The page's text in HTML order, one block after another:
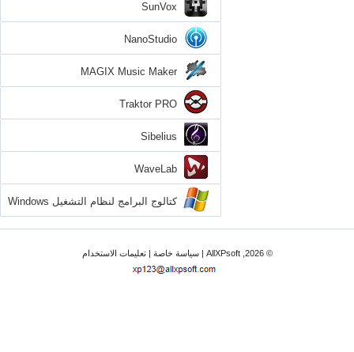
SunVox
NanoStudio
MAGIX Music Maker
Traktor PRO
Sibelius
WaveLab
كتالوج البرامج لنظام التشغيل Windows
XP
© 2026, AllXPsoft | سياسة خاصة|تعليمات الاستخدام